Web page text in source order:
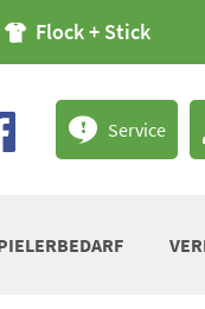
Flock + Stick
Service